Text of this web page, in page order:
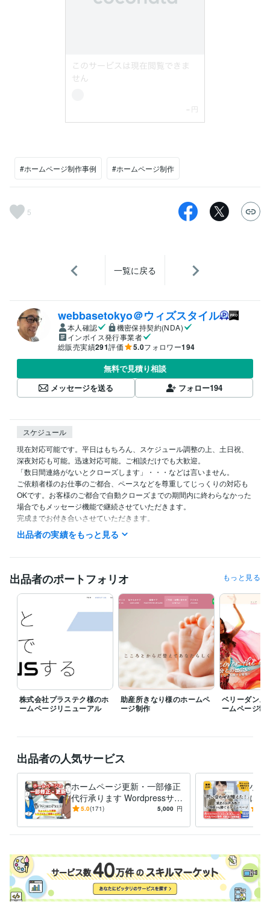
#ホームページ制作事例 #ホームページ制作
5
一覧に戻る
webbasetokyo＠ウィズスタイル
本人確認
機密保持契約(NDA)
インボイス発行事業者
総販売実績291評価 5.0フォロワー194
無料で見積り相談
メッセージを送る
フォロー194
スケジュール
現在対応可能です。平日はもちろん、スケジュール調整の上、土日祝、
深夜対応も可能。迅速対応可能。ご相談だけでも大歓迎。
「数日間連絡がないとクローズします」・・・などは言いません。
ご依頼者様のお仕事のご都合、ペースなどを尊重してじっくりの対応も
OKです。お客様のご都合で自動クローズまでの期間内に終わらなかった
場合でもメッセージ機能で継続させていただきます。
完成までお付き合いさせていただきます。
早めの返信を心がけています。
経験職種
デザイナー / Webデザイナー 経験年数 : 21年
Webサービス・制作 / Webプロデューサー・ディレクター
経験年数 :
Webサービス・制作 / HTMLコーダー・マークアップエンジニア
経
験年数 : 10年
経営・マネジメント / 経営者・CEO・COO 経験年数 : 8年
職歴
株式会社モト企画事務所 1996年8月 ~ 2001年8月
株式会社トランジション 2001年8月 ~ 2014年11月
株式会社リアルオン 2014年12月 ~ 2019年9月
株式会社ウィズスタイル 2019年9月 ~ 現在
ビジネス・クリエイティブツール
Adobe Photoshop:20年
Adobe XD:6年
WordPress:7年Google Search Console:7年Google Analytics:7年
Adobe Premiere Pro:3年Dreamweaver:5年Word:20年 Excel:20年
得意分野
Web制作・HP作成・EC構築
ホームページ制作　デザイン～サイト
経営 人材
病院
生活用品
Web制作・HP作成・EC構築 ランディングページの原稿作成
リフォーム 飲食 メーカー 建設 金融
エネルギー
不動産
介護
出品者の実績をもっと見る
出品者のポートフォリオ もっと見る
株式会社プラステク様のホ
ームページリニューアル
助産所きなり様のホームペ
ージ制作
ベリーダンス
ームページ制
出品者の人気サービス
ホームページ更新・一部修正
代行承ります Wordpressサイ
トの更新をトラブルなどもご
5.0(171) 5,000 円
小さ
に強
平日
一気